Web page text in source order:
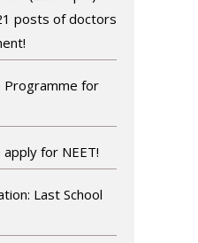
posts of doctors
Programme for
for NEET!
Last School